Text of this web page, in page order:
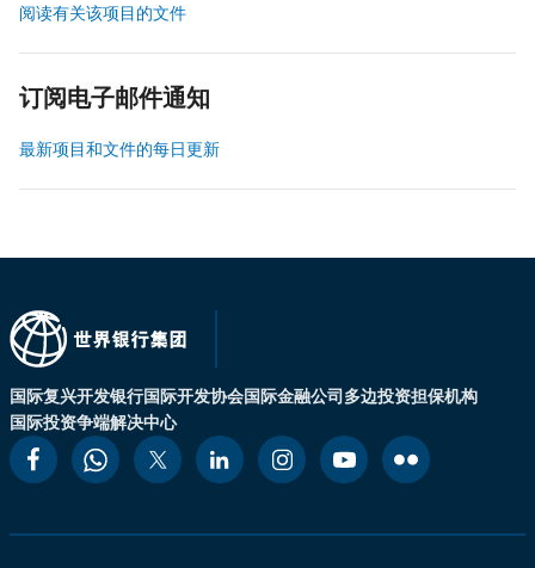
阅读有关该项目的文件
订阅电子邮件通知
最新项目和文件的每日更新
国际复兴开发银行国际开发协会国际金融公司多边投资担保机构
国际投资争端解决中心